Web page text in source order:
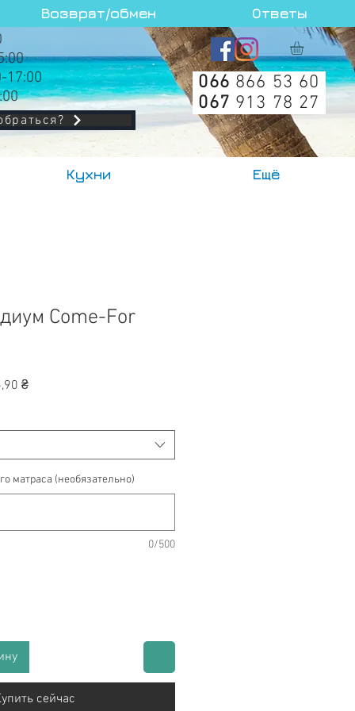
Возврат/обмен Ответы
17:00
066 866 53 60
067 913 78 27
Кухни Ещё
Come-For
₴Спеццена
матраса (необязательно)
0/500
сейчас